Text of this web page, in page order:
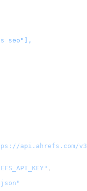
seo"],
api.ahrefs.com/
,